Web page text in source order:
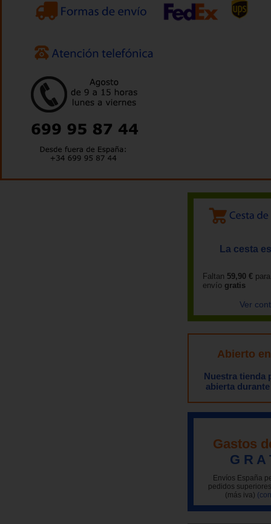
La cesta
Faltan 59,90 €
envío gratis
Ver
Abierto
Nuestra tienda
abierta
Gastos
G R A
Envíos España
pedidos
(más iva)